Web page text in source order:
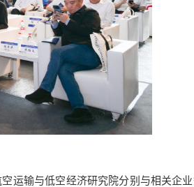
运输与低空经济研究院分别与相关企业